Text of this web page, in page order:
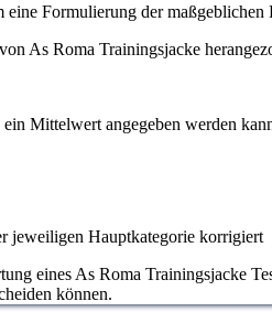
Formulierung der maßgeblichen
As Roma Trainingsjacke
Mittelwert angegeben werden
jeweiligen Hauptkategorie korrigiert
eines As Roma Trainingsjacke
können.